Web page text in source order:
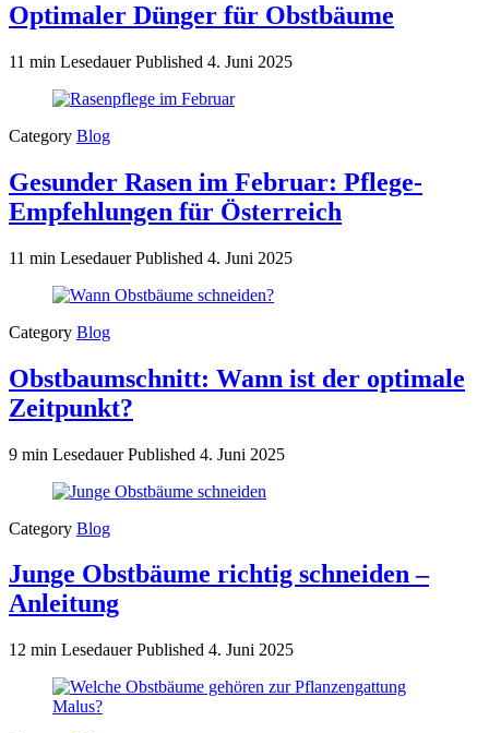
Optimaler Dünger für Obstbäume
11 min LesedauerPublished 4. Juni 2025
Category Blog
Gesunder Rasen im Februar: Pflege-
Empfehlungen für Österreich
11 min LesedauerPublished 4. Juni 2025
Category Blog
Obstbaumschnitt: Wann ist der optimale
Zeitpunkt?
9 min LesedauerPublished 4. Juni 2025
Category Blog
Junge Obstbäume richtig schneiden –
Anleitung
12 min LesedauerPublished 4. Juni 2025